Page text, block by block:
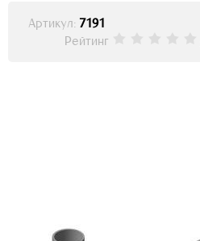
Артикул: 7191
Рейтинг